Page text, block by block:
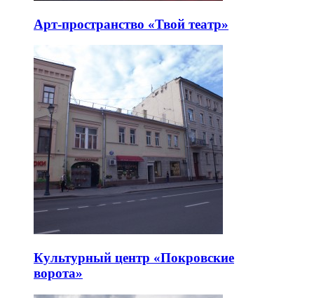
Арт-пространство «Твой театр»
Культурный центр «Покровские
ворота»